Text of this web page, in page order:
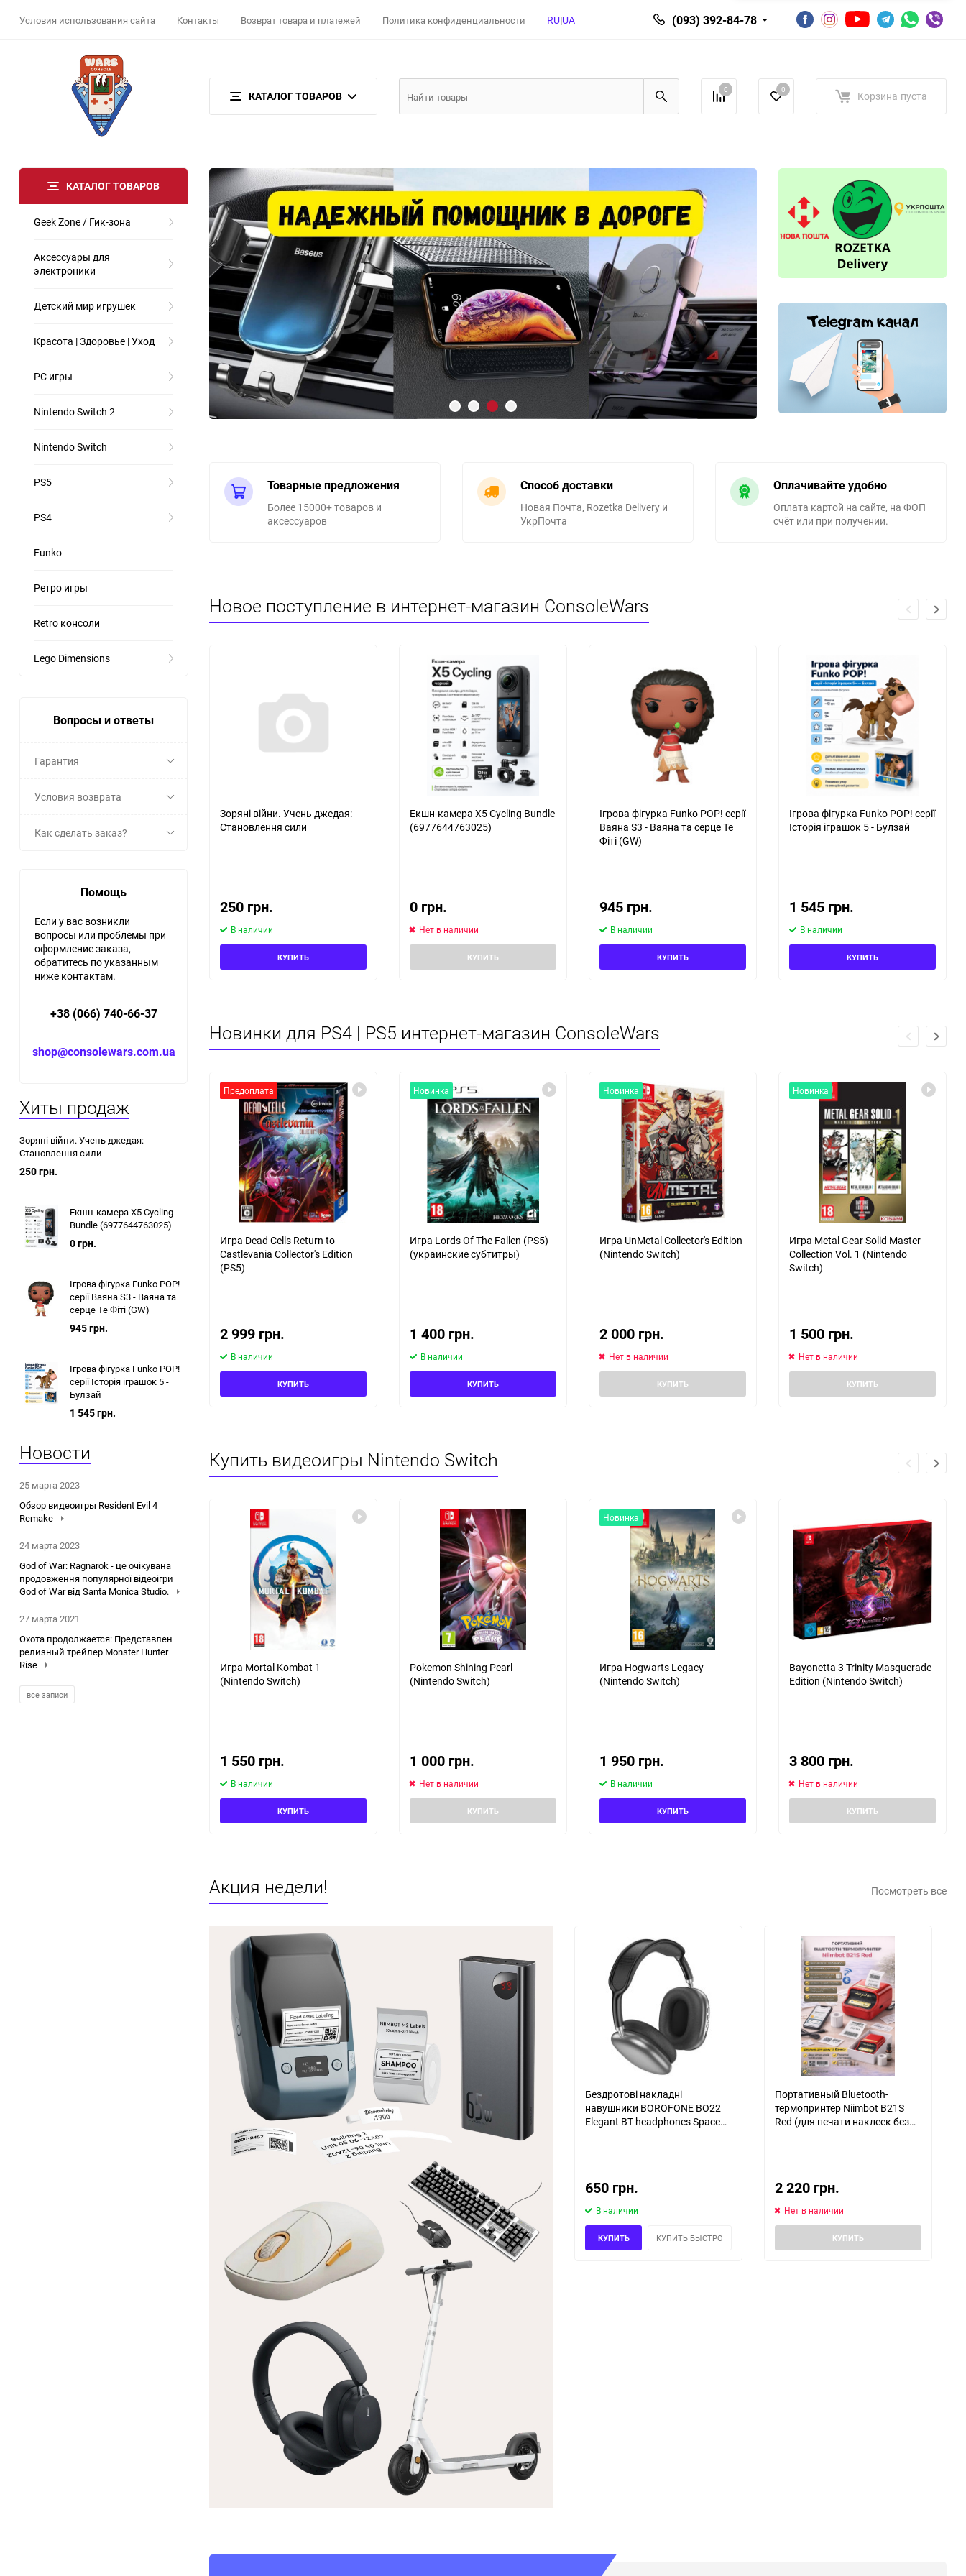
Условия использования сайта Контакты Возврат товара и платежей Политика конфиденциальности RU|UA (093) 392-84-78
КАТАЛОГ ТОВАРОВ 0 0 Корзина пуста
КАТАЛОГ ТОВАРОВ
Geek Zone / Гик-зона
Аксессуары для
электроники
Детский мир игрушек
Красота | Здоровье | Уход
PC игры
Nintendo Switch 2
Nintendo Switch
PS5
PS4
Funko
Ретро игры
Retro консоли
Lego Dimensions
Вопросы и ответы
Гарантия
Условия возврата
Как сделать заказ?
Помощь
Если у вас возникли
вопросы или проблемы при
оформление заказа,
обратитесь по указанным
ниже контактам.
+38 (066) 740-66-37
shop@consolewars.com.ua
Хиты продаж
Зоряні війни. Учень джедая:
Становлення сили
250 грн.
Екшн-камера X5 Cycling
Bundle (6977644763025)
0 грн.
Ігрова фігурка Funko POP!
серії Ваяна S3 - Ваяна та
серце Те Фіті (GW)
945 грн.
Ігрова фігурка Funko POP!
серії Історія іграшок 5 -
Булзай
1 545 грн.
Новости
25 марта 2023
Обзор видеоигры Resident Evil 4
Remake
24 марта 2023
God of War: Ragnarok - це очікувана
продовження популярної відеоігри
God of War від Santa Monica Studio.
27 марта 2021
Охота продолжается: Представлен
релизный трейлер Monster Hunter
Rise
все записи
Товарные предложения
Более 15000+ товаров и
аксессуаров
Способ доставки
Новая Почта, Rozetka Delivery и
УкрПочта
Оплачивайте удобно
Оплата картой на сайте, на ФОП
счёт или при получении.
Новое поступление в интернет-магазин ConsoleWars
Зоряні війни. Учень джедая:
Становлення сили
250 грн.
В наличии
КУПИТЬ
Екшн-камера X5 Cycling Bundle
(6977644763025)
0 грн.
Нет в наличии
КУПИТЬ
Ігрова фігурка Funko POP! серії
Ваяна S3 - Ваяна та серце Те
Фіті (GW)
945 грн.
В наличии
КУПИТЬ
Ігрова фігурка Funko POP! серії
Історія іграшок 5 - Булзай
1 545 грн.
В наличии
КУПИТЬ
Новинки для PS4 | PS5 интернет-магазин ConsoleWars
Предоплата
Игра Dead Cells Return to
Castlevania Collector's Edition
(PS5)
2 999 грн.
В наличии
КУПИТЬ
Новинка
Игра Lords Of The Fallen (PS5)
(украинские субтитры)
1 400 грн.
В наличии
КУПИТЬ
Новинка
Игра UnMetal Collector's Edition
(Nintendo Switch)
2 000 грн.
Нет в наличии
КУПИТЬ
Новинка
Игра Metal Gear Solid Master
Collection Vol. 1 (Nintendo
Switch)
1 500 грн.
Нет в наличии
КУПИТЬ
Купить видеоигры Nintendo Switch
Игра Mortal Kombat 1
(Nintendo Switch)
1 550 грн.
В наличии
КУПИТЬ
Pokemon Shining Pearl
(Nintendo Switch)
1 000 грн.
Нет в наличии
КУПИТЬ
Новинка
Игра Hogwarts Legacy
(Nintendo Switch)
1 950 грн.
В наличии
КУПИТЬ
Bayonetta 3 Trinity Masquerade
Edition (Nintendo Switch)
3 800 грн.
Нет в наличии
КУПИТЬ
Акция недели! Посмотреть все
Бездротові накладні
навушники BOROFONE BO22
Elegant BT headphones Space
650 грн.
В наличии
КУПИТЬ КУПИТЬ БЫСТРО
Портативный Bluetooth-
термопринтер Niimbot B21S
Red (для печати наклеек без
2 220 грн.
Нет в наличии
КУПИТЬ